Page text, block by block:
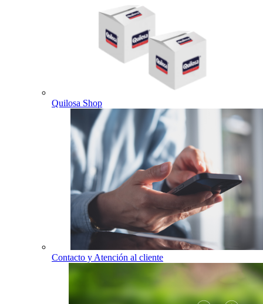
Quilosa Shop
Contacto y Atención al cliente